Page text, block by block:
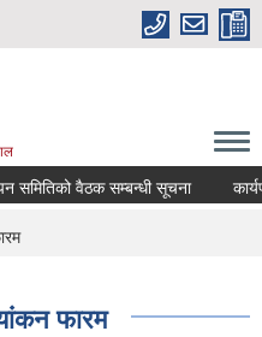
वैठक सम्बन्धी सूचना
फारम